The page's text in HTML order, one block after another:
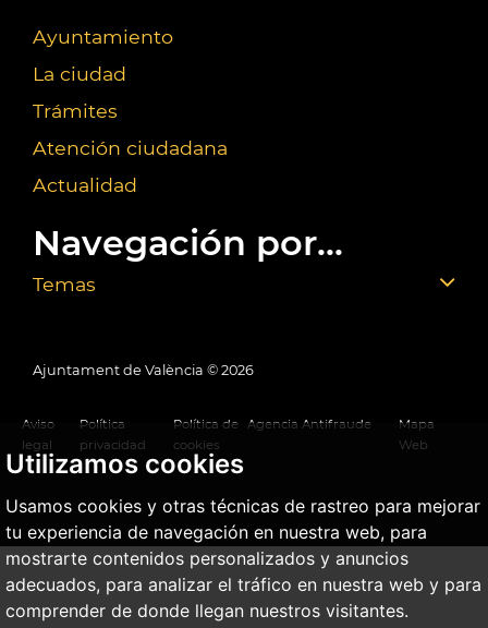
Utilizamos cookies
Usamos cookies y otras técnicas de rastreo para mejorar
tu experiencia de navegación en nuestra web, para
mostrarte contenidos personalizados y anuncios
adecuados, para analizar el tráfico en nuestra web y para
comprender de donde llegan nuestros visitantes.
Ayuntamiento
La ciudad
Trámites
Atención ciudadana
Actualidad
Navegación por...
Temas
Ajuntament de València © 2026
Aviso
legal
Política
privacidad
Política de
cookies
Agencia Antifraude
Mapa
Web